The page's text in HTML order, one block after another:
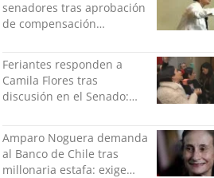
senadores tras aprobación
de compensación
indolente"
Feriantes responden a
Camila Flores tras
discusión en el Senado:
orgullo”
Amparo Noguera demanda
al Banco de Chile tras
millonaria estafa: exige